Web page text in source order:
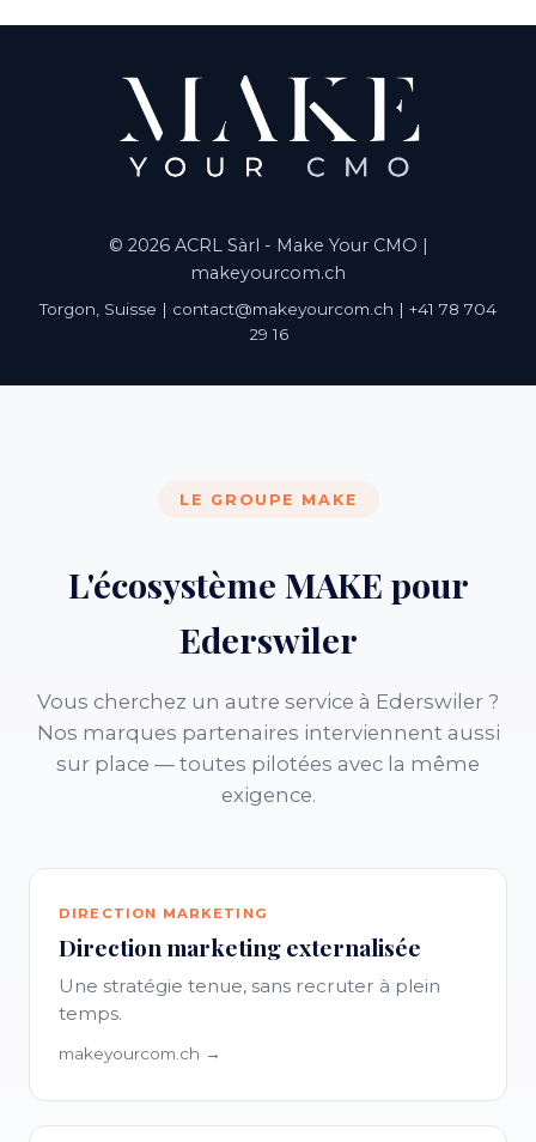
© 2026 ACRL Sàrl - Make Your CMO |
makeyourcom.ch
Torgon, Suisse | contact@makeyourcom.ch | +41 78 704
29 16
LE GROUPE MAKE
L'écosystème MAKE pour
Ederswiler
Vous cherchez un autre service à Ederswiler ?
Nos marques partenaires interviennent aussi
sur place — toutes pilotées avec la même
exigence.
DIRECTION MARKETING
Direction marketing externalisée
Une stratégie tenue, sans recruter à plein
temps.
makeyourcom.ch →